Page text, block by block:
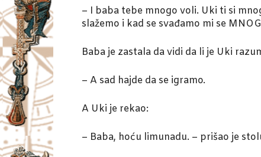
– I baba tebe mnogo voli. Uki ti si
slažemo i kad se svađamo mi se
Baba je zastala da vidi da li je Uki
– A sad hajde da se igramo.
A Uki je rekao:
– Baba, hoću limunadu. – prišao je